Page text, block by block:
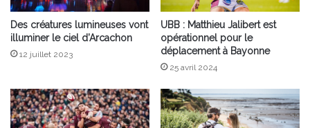
Des créatures lumineuses vont
illuminer le ciel d’Arcachon
12 juillet 2023
UBB : Matthieu Jalibert est
opérationnel pour le
déplacement à Bayonne
25 avril 2024